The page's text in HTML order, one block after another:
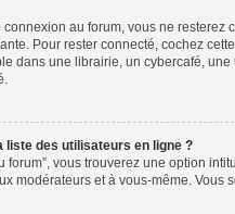
au forum, vous ne resterez
Pour rester connecté, cochez
dans une librairie, un cybercafé,
liste des utilisateurs en ligne ?
forum”, vous trouverez une option
modérateurs et à vous-même.